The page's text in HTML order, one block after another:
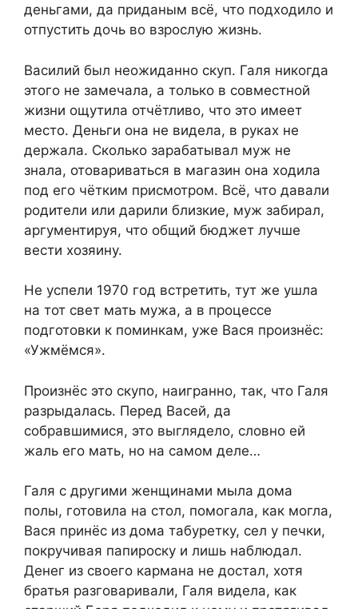
деньгами, да приданым всё, что подходило и
отпустить дочь во взрослую жизнь.
Василий был неожиданно скуп. Галя никогда
этого не замечала, а только в совместной
жизни ощутила отчётливо, что это имеет
место. Деньги она не видела, в руках не
держала. Сколько зарабатывал муж не
знала, отовариваться в магазин она ходила
под его чётким присмотром. Всё, что давали
родители или дарили близкие, муж забирал,
аргументируя, что общий бюджет лучше
вести хозяину.
Не успели 1970 год встретить, тут же ушла
на тот свет мать мужа, а в процессе
подготовки к поминкам, уже Вася произнёс:
«Ужмёмся».
Произнёс это скупо, наигранно, так, что Галя
разрыдалась. Перед Васей, да
собравшимися, это выглядело, словно ей
жаль его мать, но на самом деле…
Галя с другими женщинами мыла дома
полы, готовила на стол, помогала, как могла,
Вася принёс из дома табуретку, сел у печки,
покручивая папироску и лишь наблюдал.
Денег из своего кармана не достал, хотя
братья разговаривали, Галя видела, как